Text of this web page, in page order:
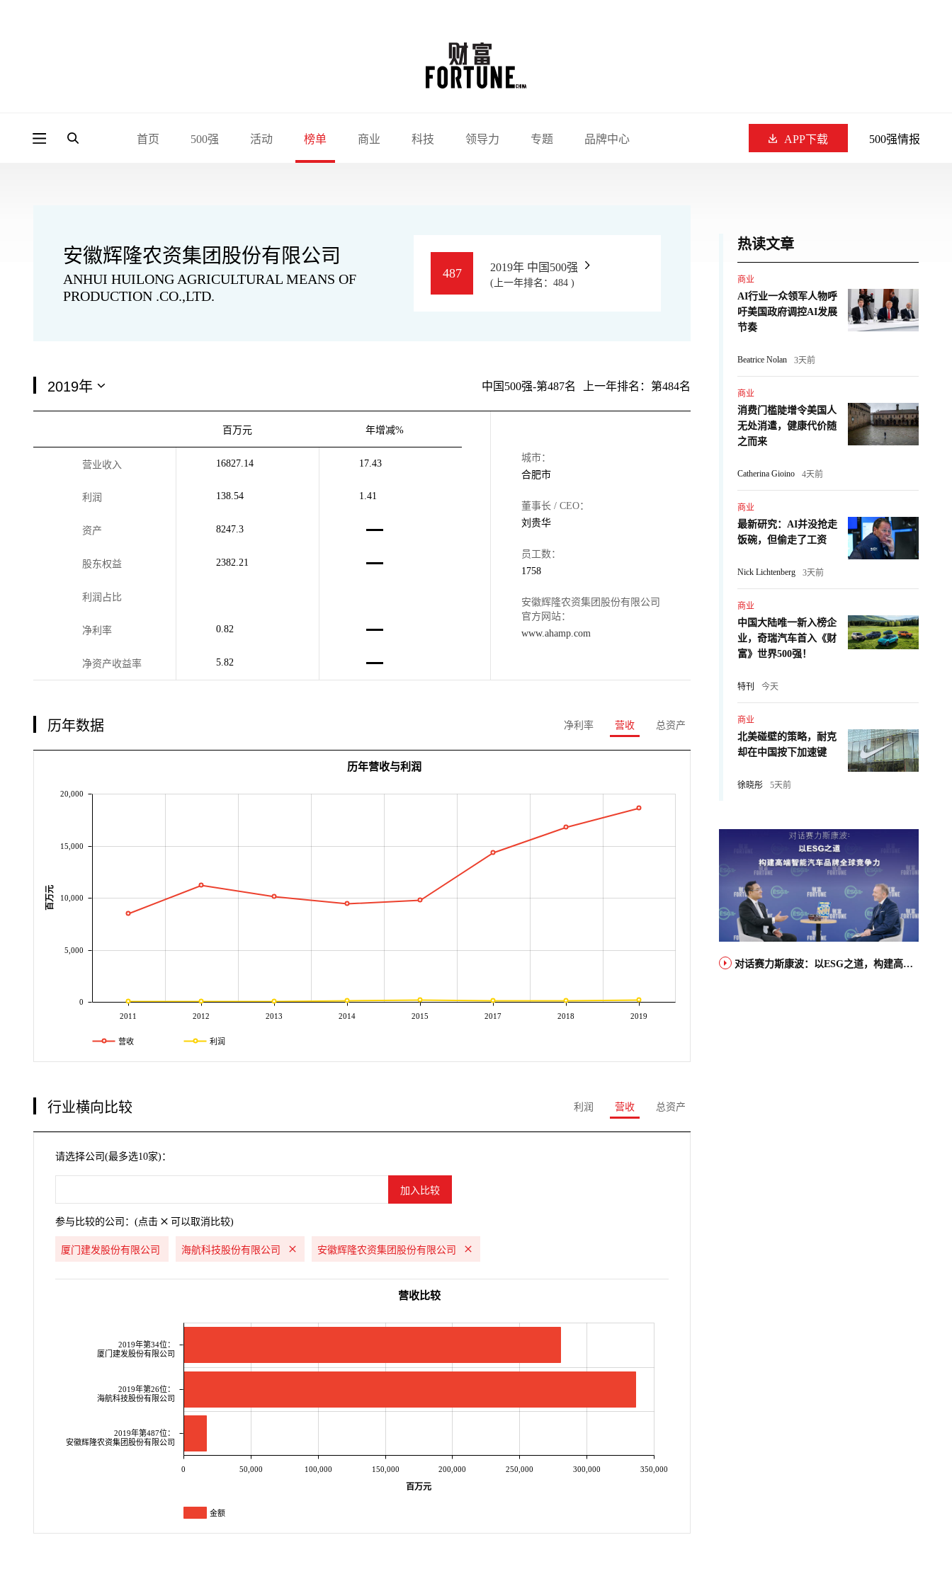
首页 500强 活动 榜单 商业 科技 领导力 专题 品牌中心 APP下载 500强情报
安徽辉隆农资集团股份有限公司
ANHUI HUILONG AGRICULTURAL MEANS OF
PRODUCTION .CO.,LTD.
487 2019年 中国500强
(上一年排名：484 )
中国500强-第487名 上一年排名：第484名
百万元 年增减%
营业收入 16827.14 17.43
利润 138.54 1.41
资产 8247.3
股东权益 2382.21
利润占比
净利率 0.82
净资产收益率 5.82
城市：
合肥市
董事长 / CEO：
刘贵华
员工数：
1758
安徽辉隆农资集团股份有限公司
官方网站：
www.ahamp.com
历年数据 净利率 营收 总资产
2011 2012 2013 2014 2015 2017 2018 2019
0
5,000
10,000
15,000
20,000
百万元
历年营收与利润
营收 利润
行业横向比较 利润 营收 总资产
请选择公司(最多选10家)：
参与比较的公司：(点击 可以取消比较)
厦门建发股份有限公司 海航科技股份有限公司 安徽辉隆农资集团股份有限公司
2019年第34位：
厦门建发股份有限公司
2019年第26位：
海航科技股份有限公司
2019年第487位：
安徽辉隆农资集团股份有限公司
0 50,000 100,000 150,000 200,000 250,000 300,000 350,000
百万元
营收比较
金额
热读文章
商业
AI行业一众领军人物呼
吁美国政府调控AI发展
节奏
Beatrice Nolan 3天前
商业
消费门槛陡增令美国人
无处消遣，健康代价随
之而来
Catherina Gioino 4天前
商业
最新研究：AI并没抢走
饭碗，但偷走了工资
Nick Lichtenberg 3天前
商业
中国大陆唯一新入榜企
业，奇瑞汽车首入《财
富》世界500强！
特刊 今天
商业
北美碰壁的策略，耐克
却在中国按下加速键
徐晓彤 5天前
对话赛力斯康波：以ESG之道，构建高端智能汽车品牌全球竞争力